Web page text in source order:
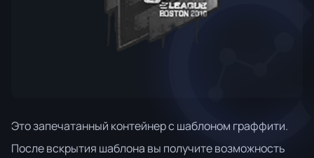
Это запечатанный контейнер с шаблоном граффити.
После вскрытия шаблона вы получите возможность